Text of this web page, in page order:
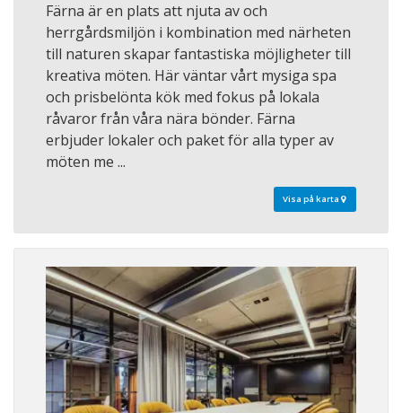
Färna är en plats att njuta av och
herrgårdsmiljön i kombination med närheten
till naturen skapar fantastiska möjligheter till
kreativa möten. Här väntar vårt mysiga spa
och prisbelönta kök med fokus på lokala
råvaror från våra nära bönder. Färna
erbjuder lokaler och paket för alla typer av
möten me ...
Visa på karta